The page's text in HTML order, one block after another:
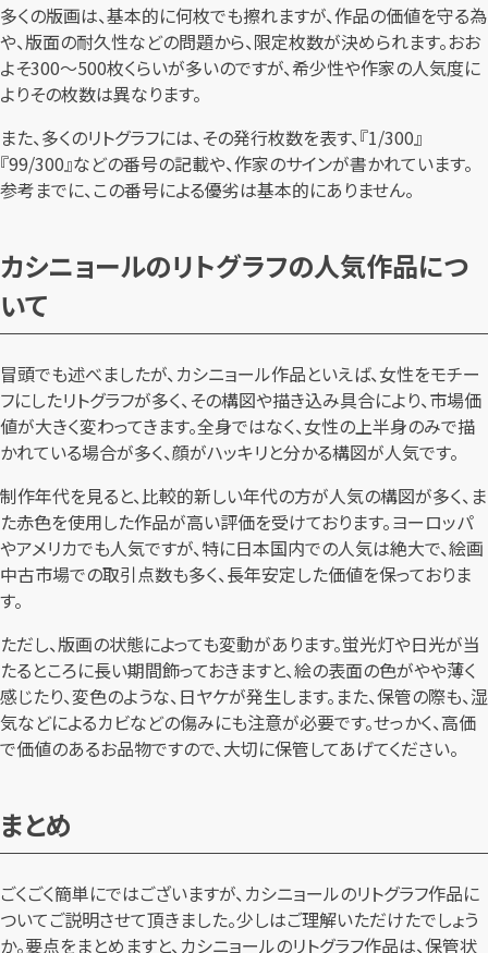
多くの版画は、基本的に何枚でも擦れますが、作品の価値を守る為
や、版面の耐久性などの問題から、限定枚数が決められます。おお
よそ300～500枚くらいが多いのですが、希少性や作家の人気度に
よりその枚数は異なります。
また、多くのリトグラフには、その発行枚数を表す、『1/300』
『99/300』などの番号の記載や、作家のサインが書かれています。
参考までに、この番号による優劣は基本的にありません。
カシニョールのリトグラフの人気作品につ
いて
冒頭でも述べましたが、カシニョール作品といえば、女性をモチー
フにしたリトグラフが多く、その構図や描き込み具合により、市場価
値が大きく変わってきます。全身ではなく、女性の上半身のみで描
かれている場合が多く、顔がハッキリと分かる構図が人気です。
制作年代を見ると、比較的新しい年代の方が人気の構図が多く、ま
た赤色を使用した作品が高い評価を受けております。ヨーロッパ
やアメリカでも人気ですが、特に日本国内での人気は絶大で、絵画
中古市場での取引点数も多く、長年安定した価値を保っておりま
す。
ただし、版画の状態によっても変動があります。蛍光灯や日光が当
たるところに長い期間飾っておきますと、絵の表面の色がやや薄く
感じたり、変色のような、日ヤケが発生します。また、保管の際も、湿
気などによるカビなどの傷みにも注意が必要です。せっかく、高価
で価値のあるお品物ですので、大切に保管してあげてください。
まとめ
ごくごく簡単にではございますが、カシニョールのリトグラフ作品に
ついてご説明させて頂きました。少しはご理解いただけたでしょう
か。要点をまとめますと、カシニョールのリトグラフ作品は、保管状